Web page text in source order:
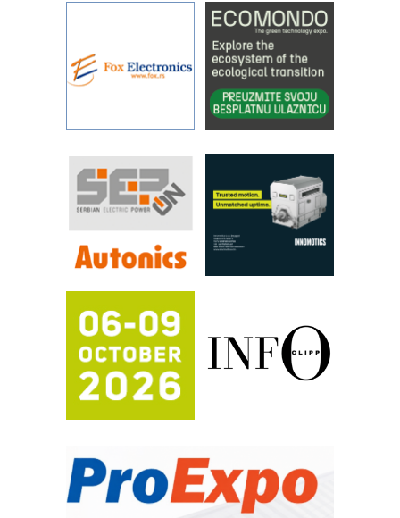
STAUFF – Komponente koje
povećavaju pouzdanost hidrauličkih
YAMADA pumpe – japanska
pouzdanost u transferu fluida
Filtration Group Industrial – Napredna
rešenja za filtraciju u hidrauličkim i
RILINEX kompanije Rittal
FANUC: Najbolje za vašu pametnu
automatizaciju
Efikasno upravljanje energijom
Automatizacija pakovanja · Display
Potpuna efikasnost bez složenih
sistema
Trajna oznaka kao dugoročna korist
Bezbednost na prvom mestu!
IB BLUMENAUER - više od 40 godina
poverenja u industriji
– Pametna signalizacija za efikasnije
upravljanje mašinama
Sigurnije ispitivanje transformatora u